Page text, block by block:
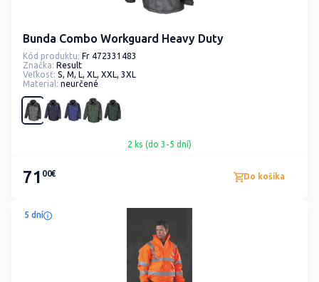
Bunda Combo Workguard Heavy Duty
Kód produktu: Fr 472331483
Značka: Result
Veľkosť: S, M, L, XL, XXL, 3XL
Material: neurčené
2 ks (do 3-5 dní)
71 00€ Do košíka
5 dní